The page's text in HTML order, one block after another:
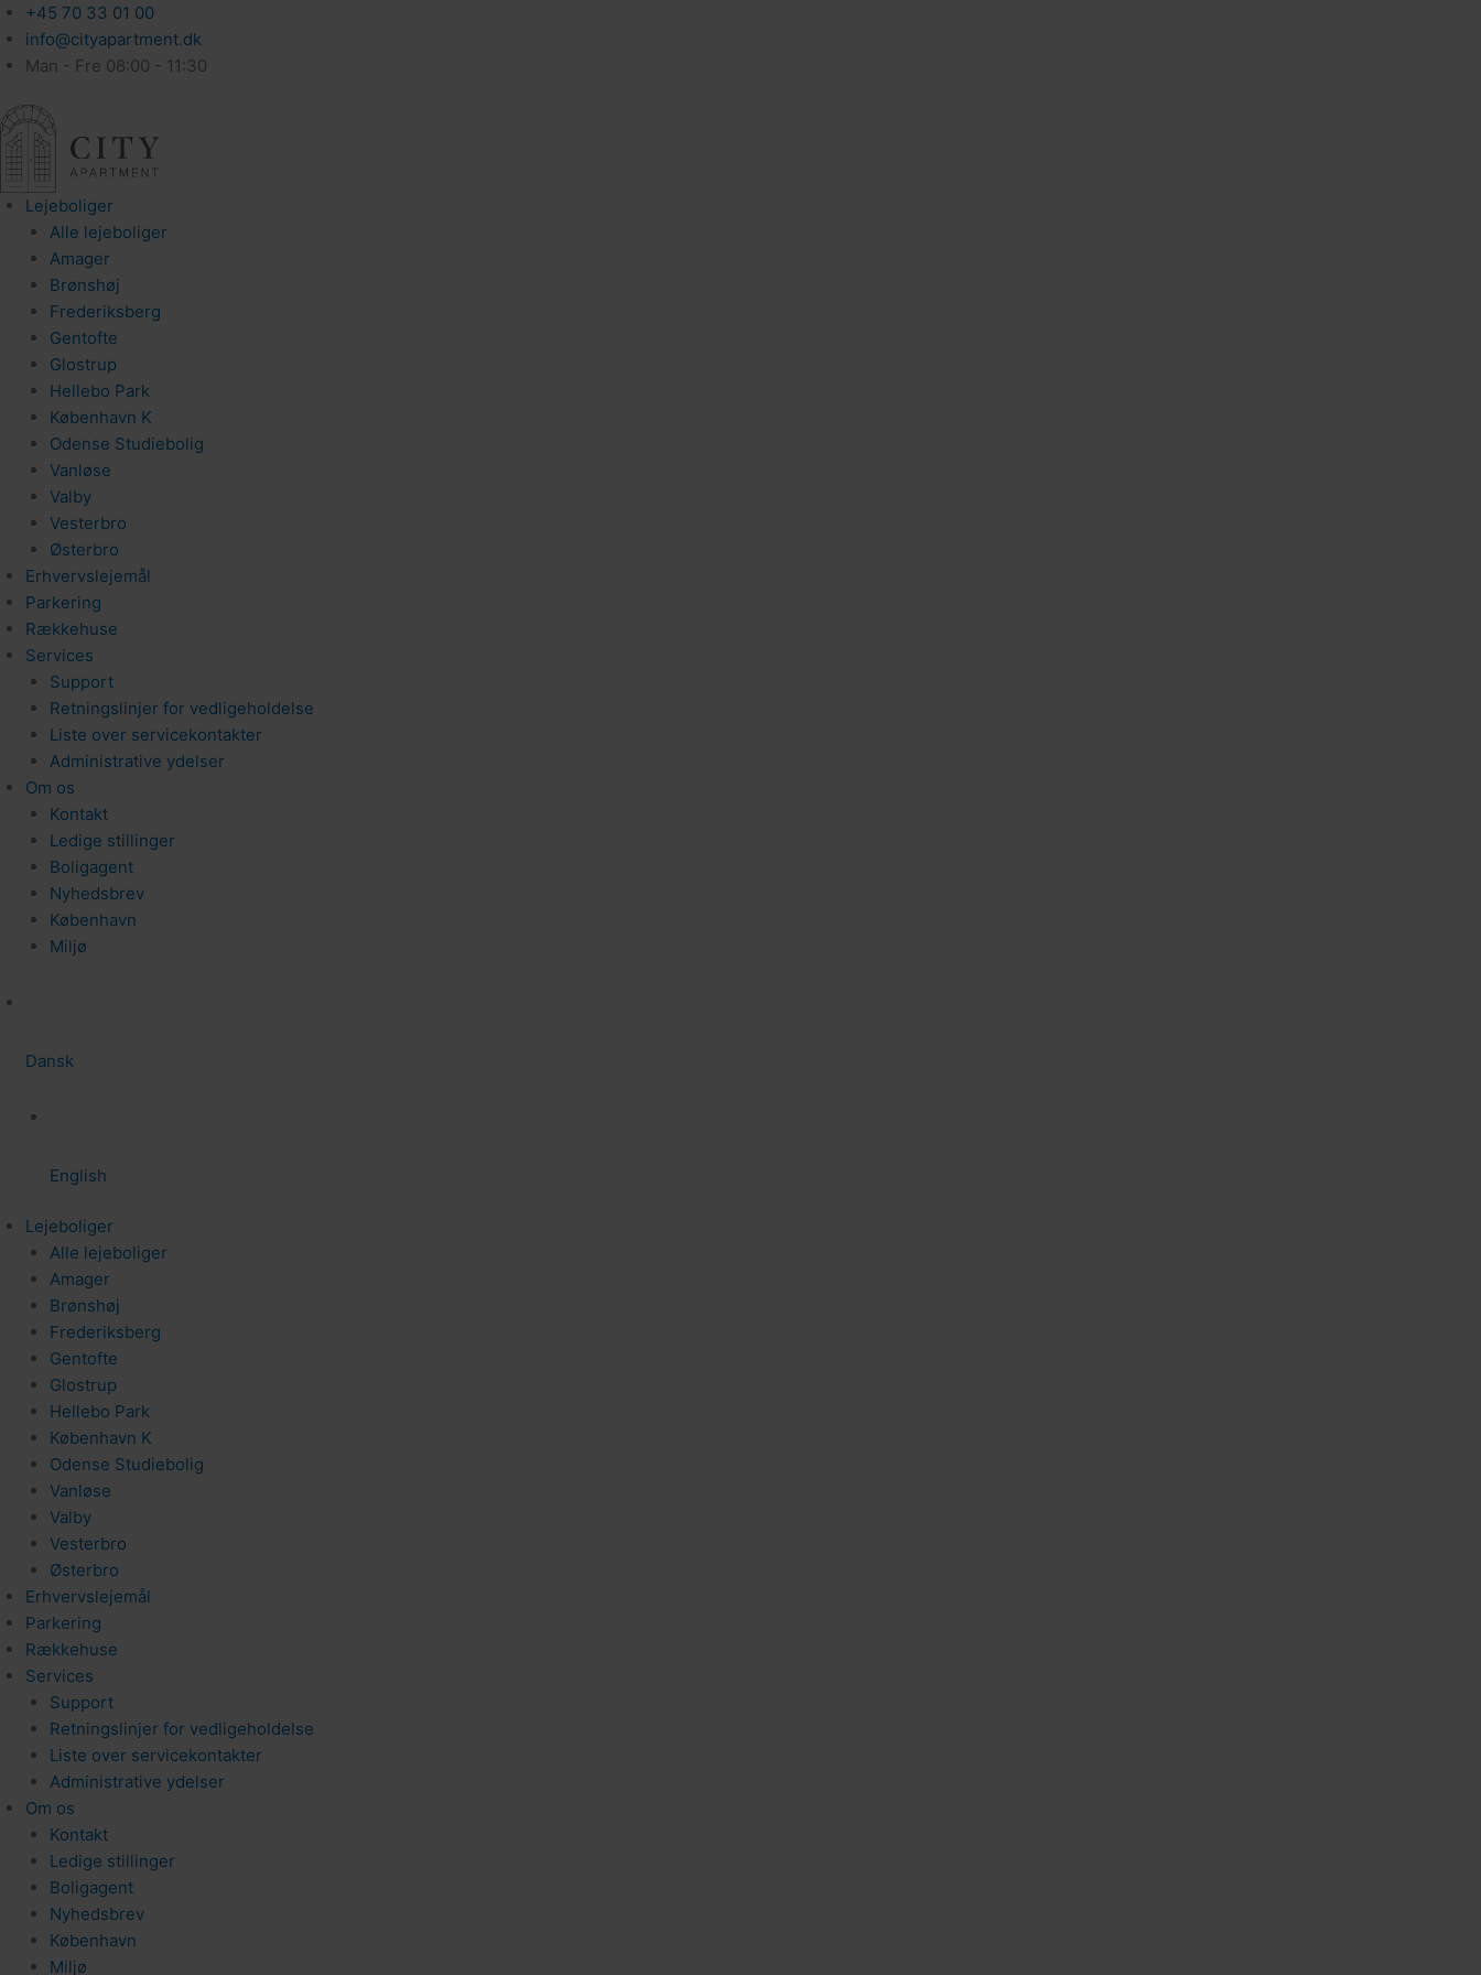
+45 70 33 01 00
info@cityapartment.dk
Man - Fre 08:00 - 11:30
Lejeboliger
Alle lejeboliger
Amager
Brønshøj
Frederiksberg
Gentofte
Glostrup
Hellebo Park
København K
Odense Studiebolig
Vanløse
Valby
Vesterbro
Østerbro
Erhvervslejemål
Parkering
Rækkehuse
Services
Support
Retningslinjer for vedligeholdelse
Liste over servicekontakter
Administrative ydelser
Om os
Kontakt
Ledige stillinger
Boligagent
Nyhedsbrev
København
Miljø
Dansk
English
Lejeboliger
Alle lejeboliger
Amager
Brønshøj
Frederiksberg
Gentofte
Glostrup
Hellebo Park
København K
Odense Studiebolig
Vanløse
Valby
Vesterbro
Østerbro
Erhvervslejemål
Parkering
Rækkehuse
Services
Support
Retningslinjer for vedligeholdelse
Liste over servicekontakter
Administrative ydelser
Om os
Kontakt
Ledige stillinger
Boligagent
Nyhedsbrev
København
Miljø